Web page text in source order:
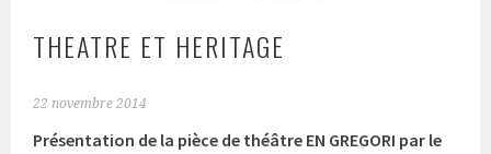
THEATRE ET HERITAGE
22 novembre 2014
Présentation de la pièce de théâtre EN GREGORI par le